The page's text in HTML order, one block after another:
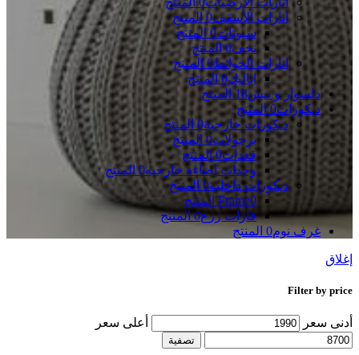
انارات الأسقف0 المنتج
سبوتات0 المنتج
نجف0 المنتج
انارات الحوائط0 المنتج
اباليك0 المنتج
دلسوار و نيش18 المنتج
ديكورات0 المنتج
ديكورات خارجية0 المنتج
برجولات0 المنتج
قعدات0 المنتج
وحدات اضاءة خارجيه0 المنتج
ديكورات داخلية0 المنتج
Frame0 المنتج
فازات زرع0 المنتج
غرف نوم0 المنتج
إغلاق
Filter by price
أدنى سعر أعلى سعر
تصفية